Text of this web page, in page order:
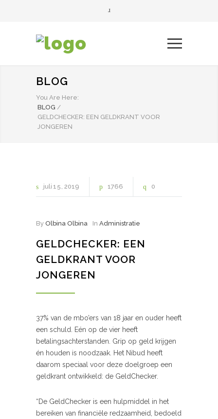
BLOG
You Are Here:
BLOG /
GELDCHECKER: EEN GELDKRANT VOOR
JONGEREN
juli 15 2019 1766 0
By Olbina Olbina In Administratie
GELDCHECKER: EEN
GELDKRANT VOOR
JONGEREN
37% van de mbo’ers van 18 jaar en ouder heeft
een schuld. Eén op de vier heeft
betalingsachterstanden. Grip op geld krijgen
én houden is noodzaak. Het Nibud heeft
daarom speciaal voor deze doelgroep een
geldkrant ontwikkeld: de GeldChecker.
“De GeldChecker is een hulpmiddel in het
bereiken van financiële redzaamheid, bedoeld